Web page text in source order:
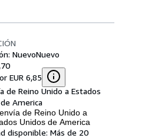
NuevoNuevo
EUR 6,85
de Reino Unido a Estados
America
de Reino Unido a
Unidos de America
disponible: Más de 20